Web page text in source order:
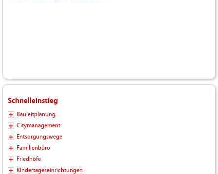
Schnelleinstieg
Bauleitplanung
Citymanagement
Entsorgungswege
Familienbüro
Friedhöfe
Kindertageseinrichtungen